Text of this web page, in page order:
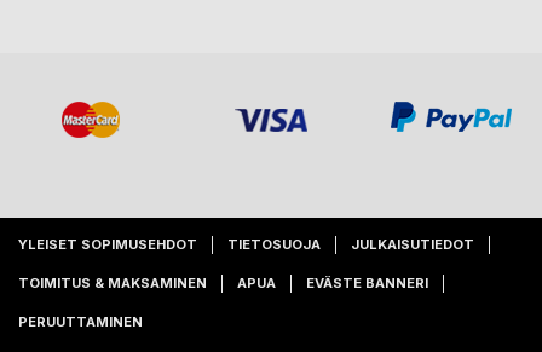
YLEISET SOPIMUSEHDOT TIETOSUOJA JULKAISUTIEDOT
TOIMITUS & MAKSAMINEN APUA EVÄSTE BANNERI
PERUUTTAMINEN